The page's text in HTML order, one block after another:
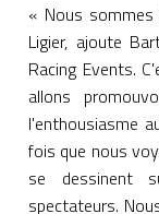
« Nous
Ligier, ajoute
Racing Events.
allons
l'enthousiasme
fois que nous
se dessinent
spectateurs.